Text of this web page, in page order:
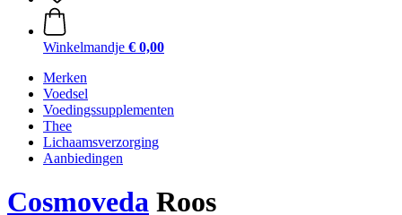
Winkelmandje € 0,00
Merken
Voedsel
Voedingssupplementen
Thee
Lichaamsverzorging
Aanbiedingen
Cosmoveda Roos